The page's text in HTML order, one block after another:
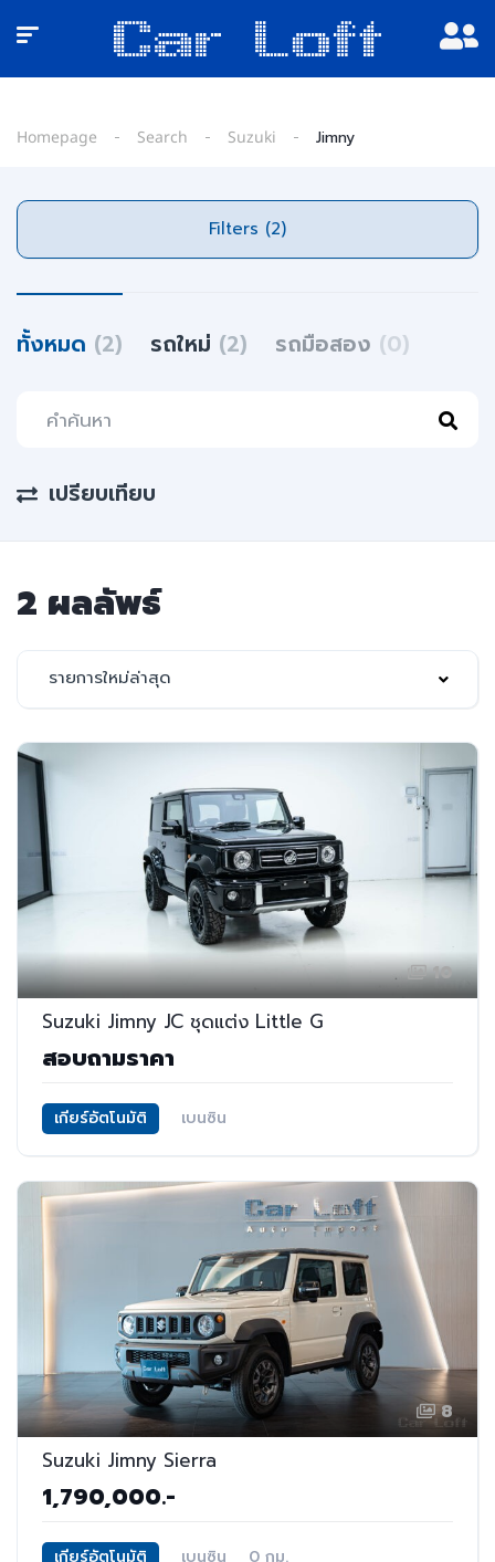
Homepage Search Suzuki Jimny
Filters (2)
ทั้งหมด (2) รถใหม่ (2) รถมือสอง (0)
เปรียบเทียบ
2 ผลลัพธ์
รายการใหม่ล่าสุด
10
Suzuki Jimny JC ชุดแต่ง Little G
สอบถามราคา
เกียร์อัตโนมัติ เบนซิน
8
Suzuki Jimny Sierra
1,790,000.-
เกียร์อัตโนมัติ เบนซิน 0 กม.